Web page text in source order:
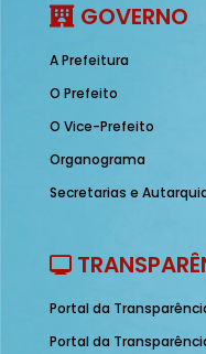
GOVERNO
A Prefeitura
O Prefeito
O Vice-Prefeito
Organograma
Secretarias e
Portal da
Portal da